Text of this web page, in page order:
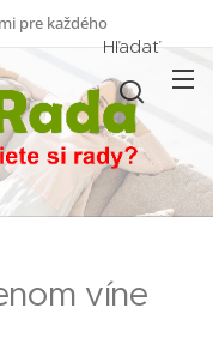
pre každého
Hľadať
víne